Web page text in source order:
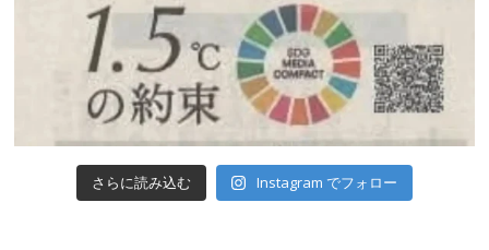
さらに読み込む Instagram でフォロー